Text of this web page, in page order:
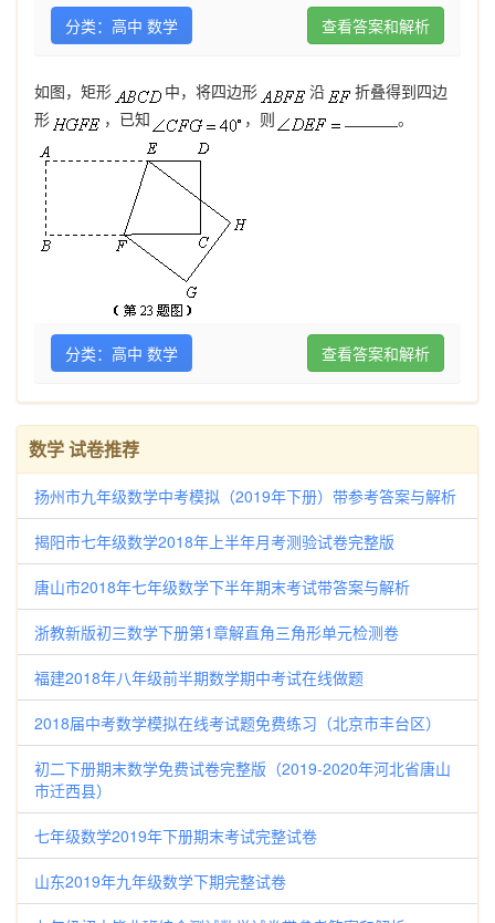
分类：高中 数学 查看答案和解析
如图，矩形 中，将四边形 沿
折叠得到四边
形
，已知 ，则 。
分类：高中 数学 查看答案和解析
数学 试卷推荐
扬州市九年级数学中考模拟（2019年下册）带参考答案与解析
揭阳市七年级数学2018年上半年月考测验试卷完整版
唐山市2018年七年级数学下半年期末考试带答案与解析
浙教新版初三数学下册第1章解直角三角形单元检测卷
福建2018年八年级前半期数学期中考试在线做题
2018届中考数学模拟在线考试题免费练习（北京市丰台区）
初二下册期末数学免费试卷完整版（2019-2020年河北省唐山
市迁西县）
七年级数学2019年下册期末考试完整试卷
山东2019年九年级数学下期完整试卷